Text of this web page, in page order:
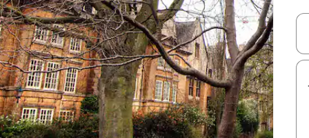
ולמטה או לעיין בעזרת תנועות מגע או החלקה.